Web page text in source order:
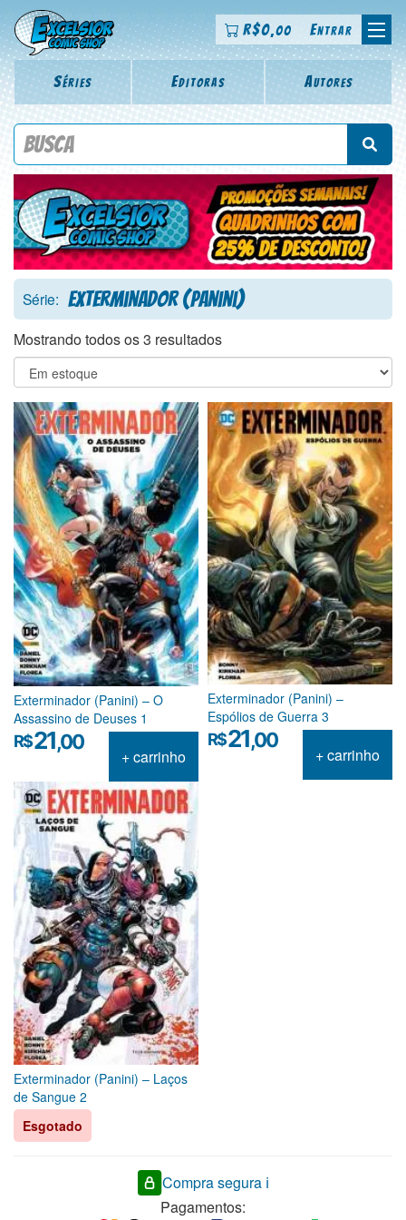
R$0,00 Entrar
Séries Editoras Autores
Procure por título da revista, personagem, série, escritor,
Série: Exterminador (Panini)
Mostrando todos os 3 resultados
Exterminador (Panini) – O
Assassino de Deuses 1
R$21,00
+ carrinho
Exterminador (Panini) –
Espólios de Guerra 3
R$21,00
+ carrinho
Exterminador (Panini) – Laços
de Sangue 2
Esgotado
Compra segura ℹ️
Pagamentos: